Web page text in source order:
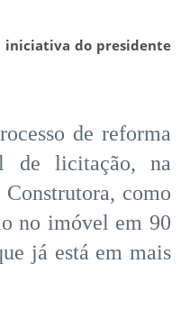
iniciativa do presidente
de reforma
de licitação, na
como
no imóvel em 90
já está em mais